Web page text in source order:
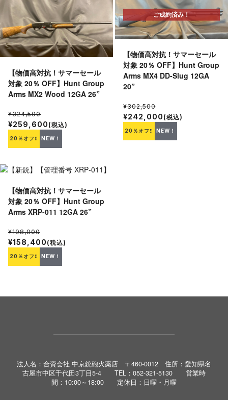
【物価高対抗！サマーセール
対象 20％ OFF】Hunt Group
Arms MX2 Wood 12GA 26”
¥324,500
¥259,600 (税込)
20％オフ‼ NEW！
ご成約済み！
【物価高対抗！サマーセール
対象 20％ OFF】Hunt Group
Arms MX4 DD-Slug 12GA
20”
¥302,500
¥242,000 (税込)
20％オフ‼ NEW！
【物価高対抗！サマーセール
対象 20％ OFF】Hunt Group
Arms XRP-011 12GA 26”
¥198,000
¥158,400 (税込)
20％オフ‼ NEW！
法人名：合資会社 中京銃砲火薬店 〒460-0012 住所：愛知県名
古屋市中区千代田3丁目5-4 TEL：052-321-5130 営業時
間：10:00～18:00 定休日：日曜・月曜